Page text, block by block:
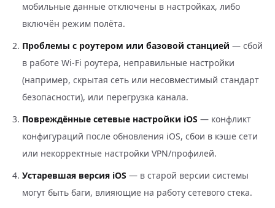
мобильные данные отключены в настройках, либо
включён режим полёта.
Проблемы с роутером или базовой станцией — сбой
в работе Wi-Fi роутера, неправильные настройки
(например, скрытая сеть или несовместимый стандарт
безопасности), или перегрузка канала.
Повреждённые сетевые настройки iOS — конфликт
конфигураций после обновления iOS, сбои в кэше сети
или некорректные настройки VPN/профилей.
Устаревшая версия iOS — в старой версии системы
могут быть баги, влияющие на работу сетевого стека.